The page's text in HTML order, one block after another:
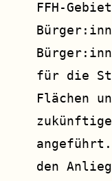
FFH-
für die
Flächen
den